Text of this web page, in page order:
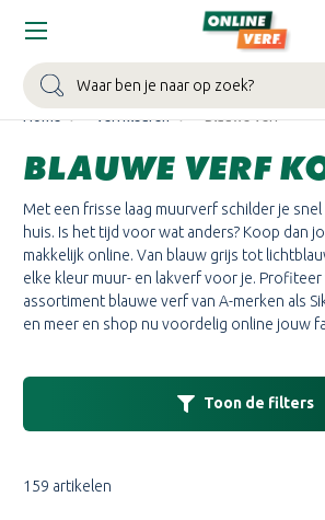
Zoeken
WIN EEN BALLONVAART:Bij besteding
muurverf en/of lak.
Bekijk actie >
Home Verfkleuren Blauwe verf
BLAUWE VERF
Met een frisse laag muurverf schilder je
huis. Is het tijd voor wat anders? Koop dan
makkelijk online. Van blauw grijs tot
elke kleur muur- en lakverf voor je. Profiteer
assortiment blauwe verf van A-merken als
en meer en shop nu voordelig online jouw
159 artikelen
Toon de filters